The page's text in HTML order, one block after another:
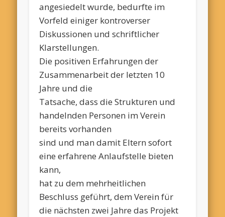
angesiedelt wurde, bedurfte im
Vorfeld einiger kontroverser
Diskussionen und schriftlicher
Klarstellungen.
Die positiven Erfahrungen der
Zusammenarbeit der letzten 10
Jahre und die
Tatsache, dass die Strukturen und
handelnden Personen im Verein
bereits vorhanden
sind und man damit Eltern sofort
eine erfahrene Anlaufstelle bieten
kann,
hat zu dem mehrheitlichen
Beschluss geführt, dem Verein für
die nächsten zwei Jahre das Projekt